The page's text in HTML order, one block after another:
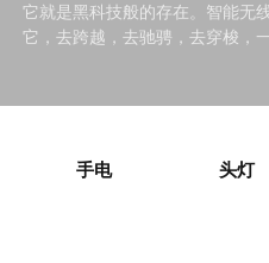
它就是黑科技般的存在。智能无
它，去跨越，去驰骋，去穿梭，
手电 头灯